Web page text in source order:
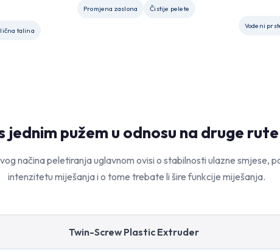
talina
Promjena zaslona Čistije pelete
Vodeni
pužem u odnosu na druge
načina peletiranja uglavnom ovisi o stabilnosti ulazne smjese,
intenzitetu miješanja i o tome trebate li šire funkcije miješanja.
Twin-Screw Plastic Extruder